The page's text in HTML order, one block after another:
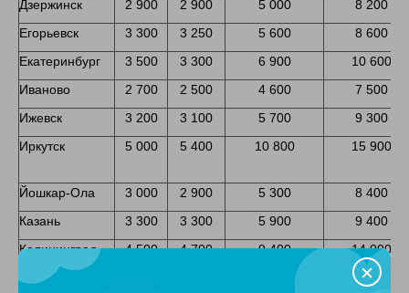
Дзержинск
2 900 2 900 5 000
8 200
Егорьевск
3 300 3 250 5 600
8 600
Екатеринбург
3 500 3 300 6 900
10 600
Иваново
2 700 2 500 4 600
7 500
Ижевск
3 200 3 100 5 700
9 300
Иркутск
5 000 5 400 10 800 15 900
Йошкар-Ола 3 000 2 900 5 300
8 400
Казань
3 300 3 300 5 900
9 400
Калининград
4 500 4 700 9 400 14 000